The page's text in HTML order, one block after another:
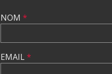
NOM *
EMAIL*